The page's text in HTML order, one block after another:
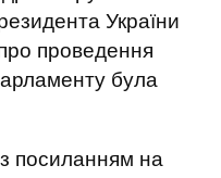
України
проведення
була
посиланням на